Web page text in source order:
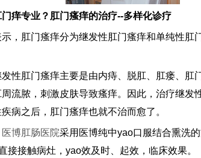
痒专业？肛门瘙痒的治疗--多样化诊疗
，肛门瘙痒分为继发性肛门瘙痒和单纯性肛
发性肛门瘙痒主要是由内痔、脱肛、肛瘘、肛
流脓，刺激皮肤导致瘙痒。因此，治疗继发
病之后，肛门瘙痒也就不治而愈了。
医博肛肠医院采用医博纯中yao口服结合熏洗
接接触病灶，yao效及时、起效，临床效果。